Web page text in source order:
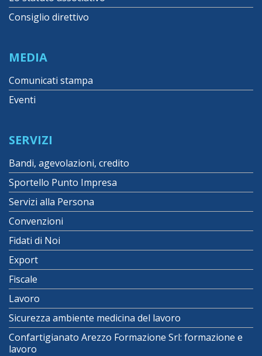
Consiglio direttivo
MEDIA
Comunicati stampa
Eventi
SERVIZI
Bandi, agevolazioni, credito
Sportello Punto Impresa
Servizi alla Persona
Convenzioni
Fidati di Noi
Export
Fiscale
Lavoro
Sicurezza ambiente medicina del lavoro
Confartigianato Arezzo Formazione Srl: formazione e
lavoro